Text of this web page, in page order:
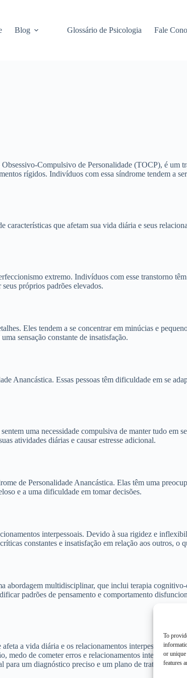
To
or
features
Blog Glossário de Psicologia Fale
Compulsivo de Personalidade (TOCP), é um
rígidos. Indivíduos com essa síndrome tendem a
características que afetam sua vida diária e seus
extremo. Indivíduos com esse transtorno
próprios padrões elevados.
Eles tendem a se concentrar em minúcias e
sensação constante de insatisfação.
Anancástica. Essas pessoas têm dificuldade em se
uma necessidade compulsiva de manter tudo em
atividades diárias e causar estresse adicional.
de Personalidade Anancástica. Elas têm uma
e a uma dificuldade em tomar decisões.
interpessoais. Devido à sua rigidez e
constantes e insatisfação em relação aos outros, o
abordagem multidisciplinar, que inclui terapia
padrões de pensamento e comportamento
a vida diária e os relacionamentos interpessoais.
de cometer erros e relacionamentos interpessoais
um diagnóstico preciso e um plano de tratamento